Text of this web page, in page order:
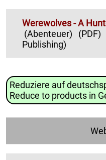
Werewolves - A
(Abenteuer)
(PDF)
Publishing)
Reduziere auf
Reduce to products in